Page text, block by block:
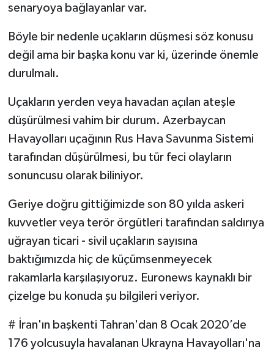
senaryoya bağlayanlar var.
Böyle bir nedenle uçakların düşmesi söz konusu
değil ama bir başka konu var ki, üzerinde önemle
durulmalı.
Uçakların yerden veya havadan açılan ateşle
düşürülmesi vahim bir durum. Azerbaycan
Havayolları uçağının Rus Hava Savunma Sistemi
tarafından düşürülmesi, bu tür feci olayların
sonuncusu olarak biliniyor.
Geriye doğru gittiğimizde son 80 yılda askeri
kuvvetler veya terör örgütleri tarafından saldırıya
uğrayan ticari - sivil uçakların sayısına
baktığımızda hiç de küçümsenmeyecek
rakamlarla karşılaşıyoruz. Euronews kaynaklı bir
çizelge bu konuda şu bilgileri veriyor.
# İran'ın başkenti Tahran'dan 8 Ocak 2020’de
176 yolcusuyla havalanan Ukrayna Havayolları'na